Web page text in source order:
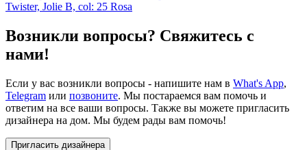
Twister, Jolie B, col: 25 Rosa
Возникли вопросы? Свяжитесь с
нами!
Если у вас возникли вопросы - напишите нам в What's App,
Telegram или позвоните. Мы постараемся вам помочь и
ответим на все ваши вопросы. Также вы можете пригласить
дизайнера на дом. Мы будем рады вам помочь!
Пригласить дизайнера